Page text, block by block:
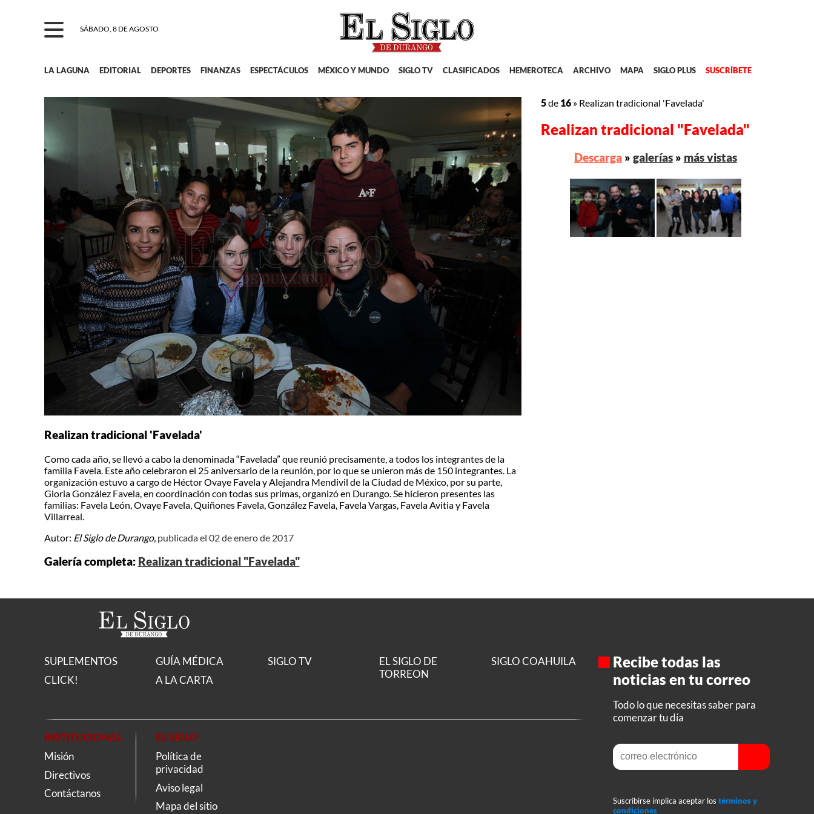
SÁBADO, 8 DE AGOSTO
LA LAGUNA EDITORIAL DEPORTES FINANZAS ESPECTÁCULOS MÉXICO Y MUNDO SIGLO TV CLASIFICADOS HEMEROTECA ARCHIVO MAPA SIGLO PLUS SUSCRÍBETE
Realizan tradicional 'Favelada'
Como cada año, se llevó a cabo la denominada “Favelada” que reunió precisamente, a todos los integrantes de la
familia Favela. Este año celebraron el 25 aniversario de la reunión, por lo que se unieron más de 150 integrantes. La
organización estuvo a cargo de Héctor Ovaye Favela y Alejandra Mendivil de la Ciudad de México, por su parte,
Gloria González Favela, en coordinación con todas sus primas, organizó en Durango. Se hicieron presentes las
familias: Favela León, Ovaye Favela, Quiñones Favela, González Favela, Favela Vargas, Favela Avitia y Favela
Villarreal.
Autor: El Siglo de Durango, publicada el 02 de enero de 2017
Galería completa: Realizan tradicional "Favelada"
5de 16 » Realizan tradicional 'Favelada'
Realizan tradicional "Favelada"
Descarga» galerías» más vistas
SUPLEMENTOS
CLICK!
GUÍA MÉDICA
A LA CARTA
SIGLO TV
EL SIGLO DE
TORREON
SIGLO COAHUILA
INSTITUCIONAL
Misión
Directivos
Contáctanos
EL SIGLO
Política de
privacidad
Aviso legal
Mapa del sitio
Recibe todas las
noticias en tu correo
Todo lo que necesitas saber para
comenzar tu día
Suscribirse implica aceptar los términos y
condiciones